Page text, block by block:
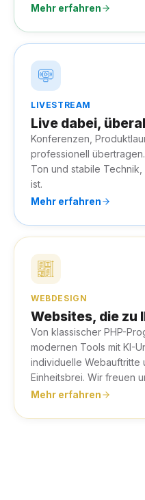
Mehr erfahren
LIVESTREAM
Live dabei,
Konferenzen,
professionell
Ton und stabile
ist.
Mehr erfahren
WEBDESIGN
Websites, die zu
Von klassischer PHP-
modernen Tools mit KI-
individuelle Webauftritte
Einheitsbrei. Wir freuen
Mehr erfahren